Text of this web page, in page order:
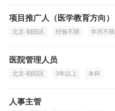
项目推广人（医学教育方向）
北京-朝阳区 经验不限 学历不限
医院管理人员
北京-朝阳区 3年以上 本科
人事主管